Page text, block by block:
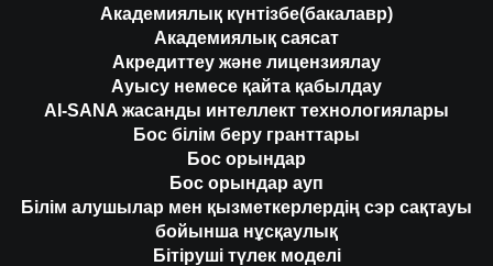
Академиялық күнтізбе(бакалавр)
Академиялық саясат
Акредиттеу және лицензиялау
Ауысу немесе қайта қабылдау
AI-SANA жасанды интеллект технологиялары
Бос білім беру гранттары
Бос орындар
Бос орындар ауп
Білім алушылар мен қызметкерлердің сэр сақтауы
бойынша нұсқаулық
Бітіруші түлек моделі